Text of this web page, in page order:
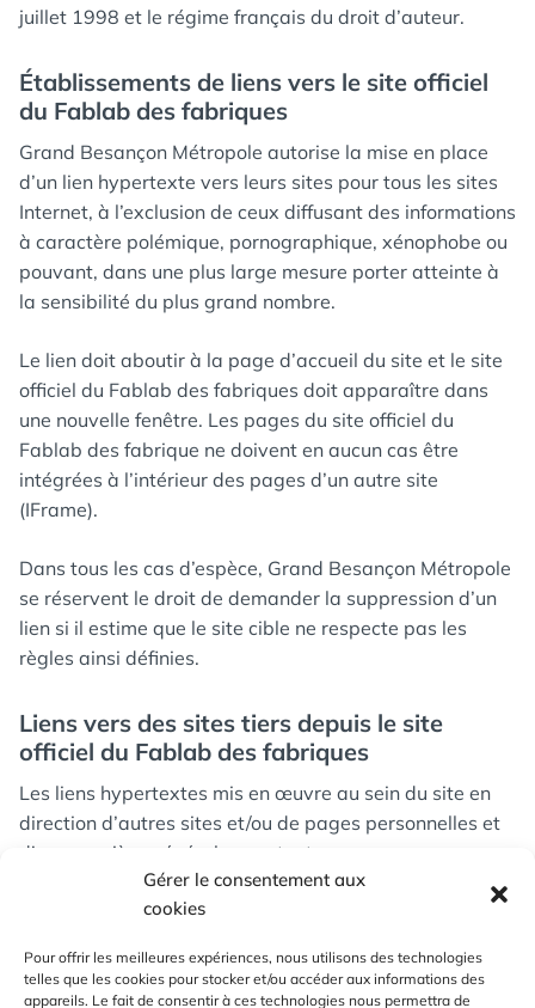
Gérer le consentement aux
cookies
Pour offrir les meilleures expériences, nous utilisons des technologies
telles que les cookies pour stocker et/ou accéder aux informations des
appareils. Le fait de consentir à ces technologies nous permettra de
juillet 1998 et le régime français du droit d’auteur.
Établissements de liens vers le site officiel
du Fablab des fabriques
Grand Besançon Métropole autorise la mise en place
d’un lien hypertexte vers leurs sites pour tous les sites
Internet, à l’exclusion de ceux diffusant des informations
à caractère polémique, pornographique, xénophobe ou
pouvant, dans une plus large mesure porter atteinte à
la sensibilité du plus grand nombre.
Le lien doit aboutir à la page d’accueil du site et le site
officiel du Fablab des fabriques doit apparaître dans
une nouvelle fenêtre. Les pages du site officiel du
Fablab des fabrique ne doivent en aucun cas être
intégrées à l’intérieur des pages d’un autre site
(IFrame).
Dans tous les cas d’espèce, Grand Besançon Métropole
se réservent le droit de demander la suppression d’un
lien si il estime que le site cible ne respecte pas les
règles ainsi définies.
Liens vers des sites tiers depuis le site
officiel du Fablab des fabriques
Les liens hypertextes mis en œuvre au sein du site en
direction d’autres sites et/ou de pages personnelles et
d’une manière générale vers toutes ressources
existantes sur internet ne sauraient engager la
responsabilité de Grand Besançon Métropole quant
mises à jour qui leur sont apportés.